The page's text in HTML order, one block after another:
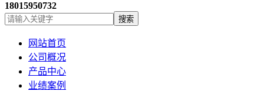
18015950732
网站首页
公司概况
产品中心
业绩案例